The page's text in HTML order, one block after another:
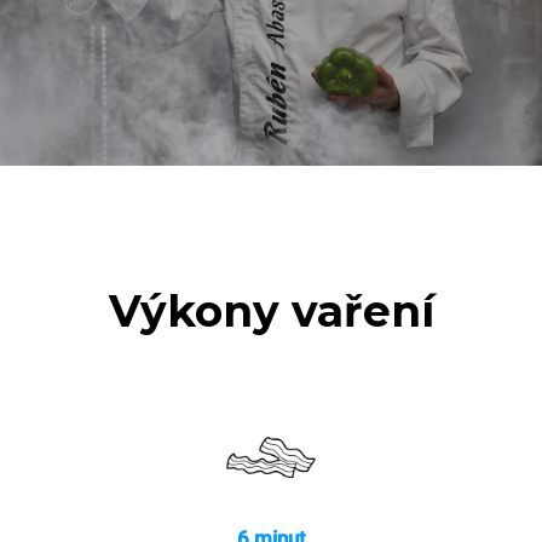
180 °C
Výkony vaření